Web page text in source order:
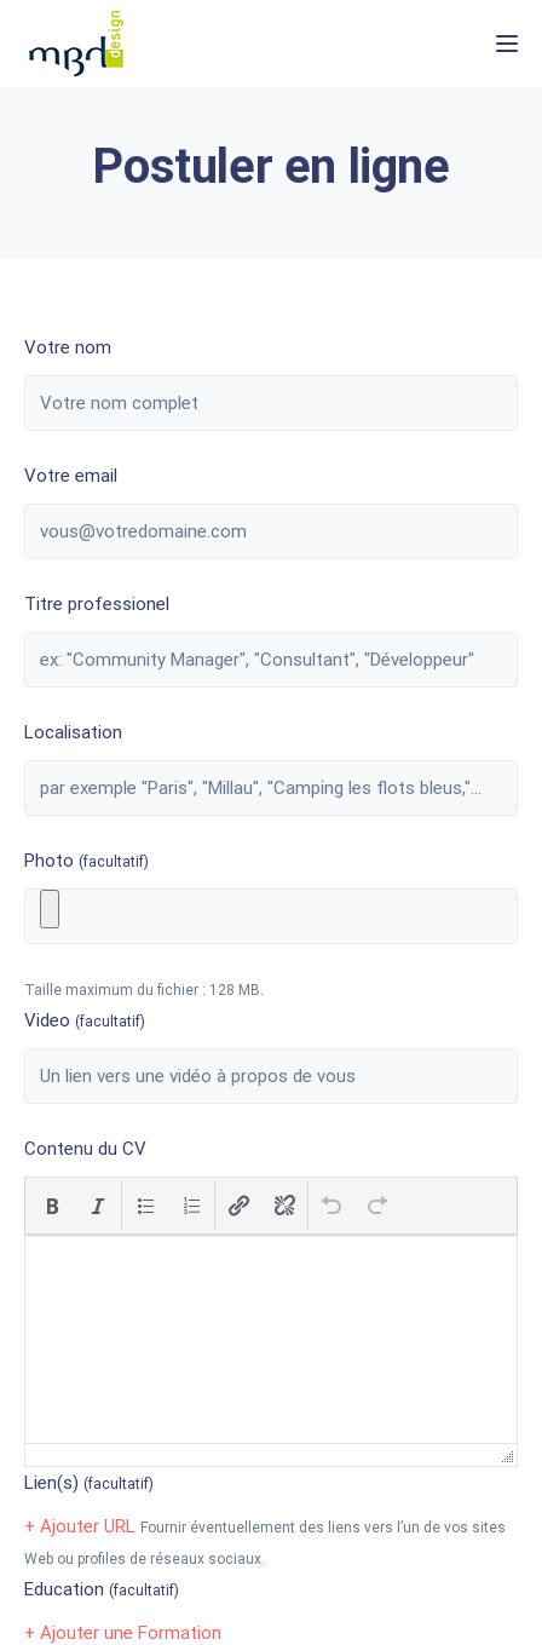
Postuler en ligne
Votre nom
Votre email
Titre professionel
Localisation
Photo (facultatif)
Taille maximum du fichier : 128 MB.
Video (facultatif)
Contenu du CV
Lien(s) (facultatif)
+ Ajouter URL Fournir éventuellement des liens vers l’un de vos sites
Web ou profiles de réseaux sociaux.
Education (facultatif)
+ Ajouter une Formation